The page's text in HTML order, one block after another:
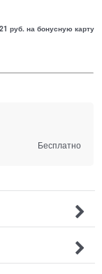
руб. на бонусную карту
Бесплатно